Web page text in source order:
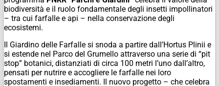
biodiversità e il ruolo fondamentale degli insetti impollinatori
– tra cui farfalle e api – nella conservazione degli
ecosistemi.
Il Giardino delle Farfalle si snoda a partire dall’Hortus Plinii e
si estende nel Parco del Grumello attraverso una serie di “pit
stop” botanici, distanziati di circa 100 metri l’uno dall’altro,
pensati per nutrire e accogliere le farfalle nei loro
spostamenti e insediamenti. Il nuovo progetto – che celebra